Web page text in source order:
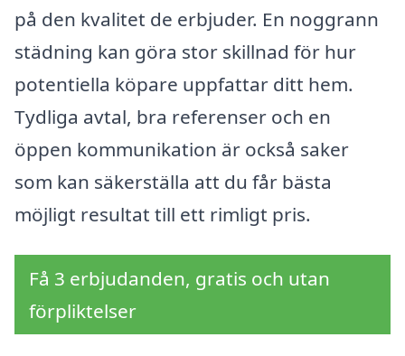
på den kvalitet de erbjuder. En noggrann
städning kan göra stor skillnad för hur
potentiella köpare uppfattar ditt hem.
Tydliga avtal, bra referenser och en
öppen kommunikation är också saker
som kan säkerställa att du får bästa
möjligt resultat till ett rimligt pris.
Få 3 erbjudanden, gratis och utan
förpliktelser